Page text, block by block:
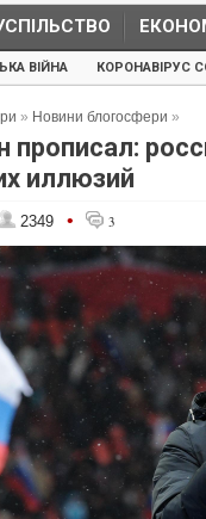
ВІЙНА КОРОНАВІРУС
» Новини блогосфери »
прописал:
иллюзий
2349 • 3